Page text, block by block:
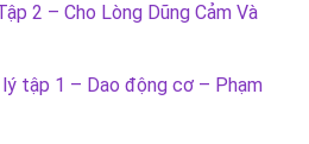
2 – Cho Lòng Dũng Cảm Và
tập 1 – Dao động cơ – Phạm